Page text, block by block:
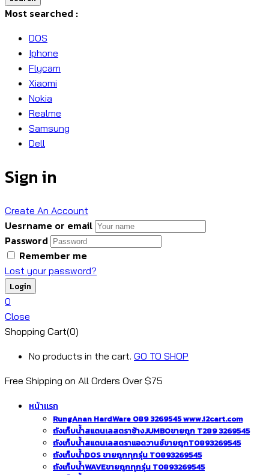
Most searched :
DOS
Iphone
Flycam
Xiaomi
Nokia
Realme
Samsung
Dell
Sign in
Create An Account
Uesrname or email
Password
Remember me
Lost your password?
0
Close
Shopping Cart(0)
No products in the cart. GO TO SHOP
Free Shipping on All Orders Over $75
หน้าแรก
RungAnan HardWare 089 3269545 www.i2cart.com
ถังเก็บน้ำสแตนเลสตราช้างJUMBOขายถูก T289 3269545
ถังเก็บน้ำสแตนเลสตราแอดวานซ์ขายถูกT0893269545
ถังเก็บน้ำDOS ขายถูกทุกรุ่น T0893269545
ถังเก็บน้ำWAVEขายถูกทุกรุ่น T0893269545